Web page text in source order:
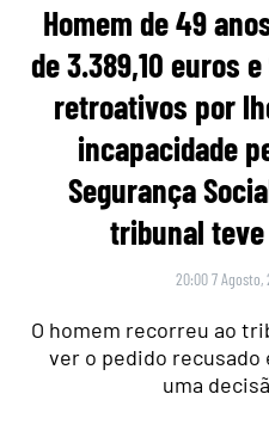
Homem de 49
de 3.389,10 euros
retroativos por
incapacidade
Segurança
tribunal
20:00 7 Agosto,
O homem recorreu ao
ver o pedido recusado
uma